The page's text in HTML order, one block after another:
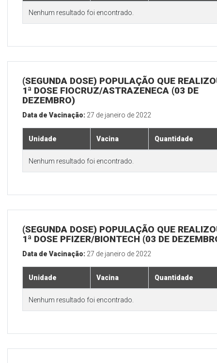
Nenhum resultado foi encontrado.
(SEGUNDA DOSE) POPULAÇÃO QUE
1ª DOSE FIOCRUZ/ASTRAZENECA (03 DE
DEZEMBRO)
Data de Vacinação: 27 de janeiro de 2022
Unidade Vacina Quantidade
Nenhum resultado foi encontrado.
(SEGUNDA DOSE) POPULAÇÃO QUE
1ª DOSE PFIZER/BIONTECH (03 DE
Data de Vacinação: 27 de janeiro de 2022
Unidade Vacina Quantidade
Nenhum resultado foi encontrado.